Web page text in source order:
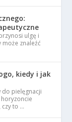
ulgę i
znaleźć
kiedy i jak
pielęgnacji
horyzoncie
czy to …